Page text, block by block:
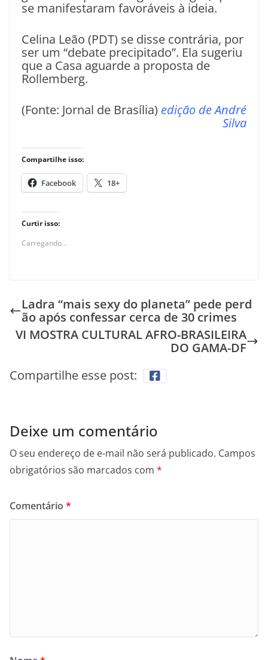
se manifestaram favoráveis à ideia.
Celina Leão (PDT) se disse contrária, por
ser um “debate precipitado”. Ela sugeriu
que a Casa aguarde a proposta de
Rollemberg.
(Fonte: Jornal de Brasília) edição de André
Silva
Compartilhe isso:
Facebook 18+
Curtir isso:
Carregando...
Ladra “mais sexy do planeta” pede perd
ão após confessar cerca de 30 crimes
VI MOSTRA CULTURAL AFRO-BRASILEIRA
DO GAMA-DF
Compartilhe esse post:
Deixe um comentário
O seu endereço de e-mail não será publicado. Campos
obrigatórios são marcados com *
Comentário *